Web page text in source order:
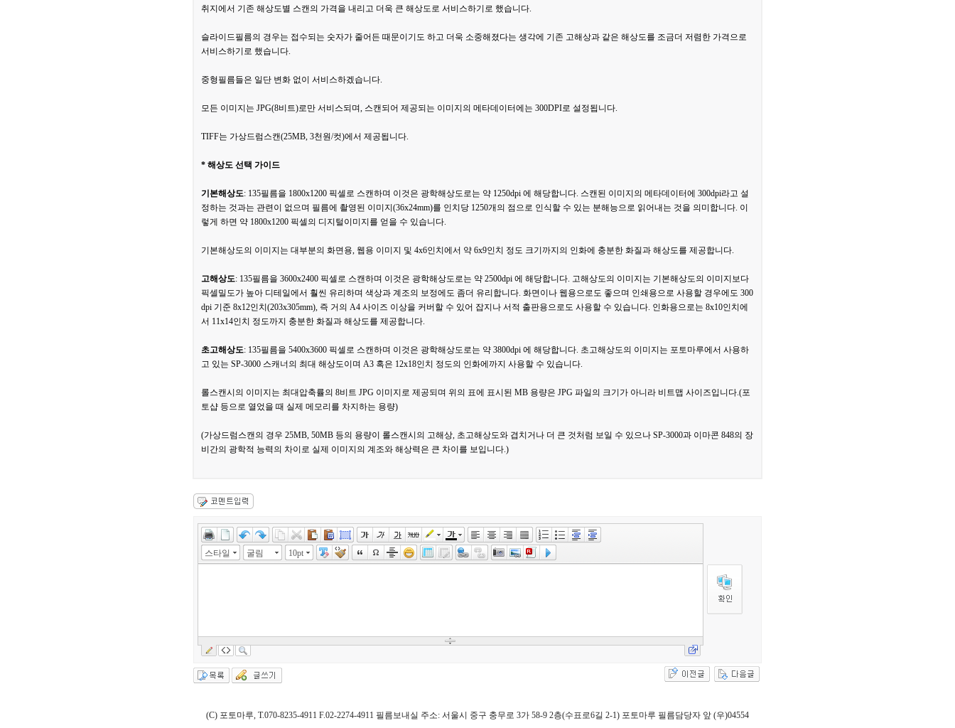
취지에서 기존 해상도별 스캔의 가격을 내리고 더욱 큰 해상도로 서비스하기로 했습니다.
슬라이드필름의 경우는 접수되는 숫자가 줄어든 때문이기도 하고 더욱 소중해졌다는 생각에 기존 고해상과 같은 해상도를 조금더 저렴한 가격으로
서비스하기로 했습니다.
중형필름들은 일단 변화 없이 서비스하겠습니다.
모든 이미지는 JPG(8비트)로만 서비스되며, 스캔되어 제공되는 이미지의 메타데이터에는 300DPI로 설정됩니다.
TIFF는 가상드럼스캔(25MB, 3천원/컷)에서 제공됩니다.
* 해상도 선택 가이드
기본해상도: 135필름을 1800x1200 픽셀로 스캔하며 이것은 광학해상도로는 약 1250dpi 에 해당합니다. 스캔된 이미지의 메타데이터에 300dpi라고 설
정하는 것과는 관련이 없으며 필름에 촬영된 이미지(36x24mm)를 인치당 1250개의 점으로 인식할 수 있는 분해능으로 읽어내는 것을 의미합니다. 이
렇게 하면 약 1800x1200 픽셀의 디지털이미지를 얻을 수 있습니다.
기본해상도의 이미지는 대부분의 화면용, 웹용 이미지 및 4x6인치에서 약 6x9인치 정도 크기까지의 인화에 충분한 화질과 해상도를 제공합니다.
고해상도: 135필름을 3600x2400 픽셀로 스캔하며 이것은 광학해상도로는 약 2500dpi 에 해당합니다. 고해상도의 이미지는 기본해상도의 이미지보다
픽셀밀도가 높아 디테일에서 훨씬 유리하며 색상과 계조의 보정에도 좀더 유리합니다. 화면이나 웹용으로도 좋으며 인쇄용으로 사용할 경우에도 300
dpi 기준 8x12인치(203x305mm), 즉 거의 A4 사이즈 이상을 커버할 수 있어 잡지나 서적 출판용으로도 사용할 수 있습니다. 인화용으로는 8x10인치에
서 11x14인치 정도까지 충분한 화질과 해상도를 제공합니다.
초고해상도: 135필름을 5400x3600 픽셀로 스캔하며 이것은 광학해상도로는 약 3800dpi 에 해당합니다. 초고해상도의 이미지는 포토마루에서 사용하
고 있는 SP-3000 스캐너의 최대 해상도이며 A3 혹은 12x18인치 정도의 인화에까지 사용할 수 있습니다.
롤스캔시의 이미지는 최대압축률의 8비트 JPG 이미지로 제공되며 위의 표에 표시된 MB 용량은 JPG 파일의 크기가 아니라 비트맵 사이즈입니다.(포
토샵 등으로 열었을 때 실제 메모리를 차지하는 용량)
(가상드럼스캔의 경우 25MB, 50MB 등의 용량이 롤스캔시의 고해상, 초고해상도와 겹치거나 더 큰 것처럼 보일 수 있으나 SP-3000과 이마콘 848의 장
비간의 광학적 능력의 차이로 실제 이미지의 계조와 해상력은 큰 차이를 보입니다.)
스타일 굴림 10pt
(C) 포토마루, T.070-8235-4911 F.02-2274-4911 필름보내실 주소: 서울시 중구 충무로 3가 58-9 2층(수표로6길 2-1) 포토마루 필름담당자 앞 (우)04554